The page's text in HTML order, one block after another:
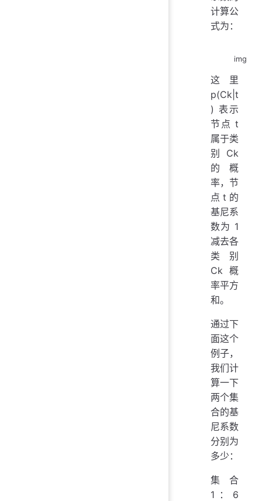
计算公
式为：
img
这里
p(Ck|t
) 表示
节点 t
属于类
别 Ck
的概
率，节
点 t 的
基尼系
数为 1
减去各
类别
Ck 概
率平方
和。
通过下
面这个
例子，
我们计
算一下
两个集
合的基
尼系数
分别为
多少：
集合
1：6